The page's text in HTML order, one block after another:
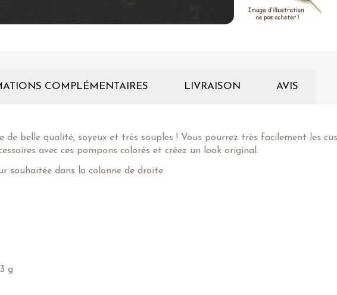
COMPLÉMENTAIRES LIVRAISON AVIS
de belle qualité, soyeux et très souples ! Vous pourrez très facilement les
avec ces pompons colorés et créez un look original.
souhaitée dans la colonne de droite
g